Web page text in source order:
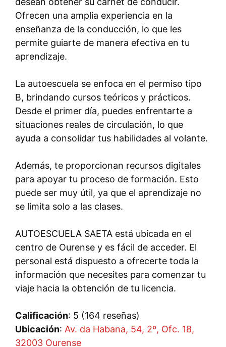
Ofrecen una amplia experiencia en la
enseñanza de la conducción, lo que les
permite guiarte de manera efectiva en tu
aprendizaje.
La autoescuela se enfoca en el permiso tipo
B, brindando cursos teóricos y prácticos.
Desde el primer día, puedes enfrentarte a
situaciones reales de circulación, lo que
ayuda a consolidar tus habilidades al volante.
Además, te proporcionan recursos digitales
para apoyar tu proceso de formación. Esto
puede ser muy útil, ya que el aprendizaje no
se limita solo a las clases.
AUTOESCUELA SAETA está ubicada en el
centro de Ourense y es fácil de acceder. El
personal está dispuesto a ofrecerte toda la
información que necesites para comenzar tu
viaje hacia la obtención de tu licencia.
Calificación: 5 (164 reseñas)
Ubicación: Av. da Habana, 54, 2º, Ofc. 18,
32003 Ourense